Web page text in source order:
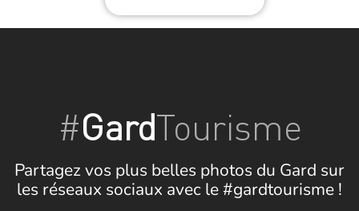
#GardTourisme
Partagez vos plus belles photos du Gard sur
les réseaux sociaux avec le #gardtourisme !